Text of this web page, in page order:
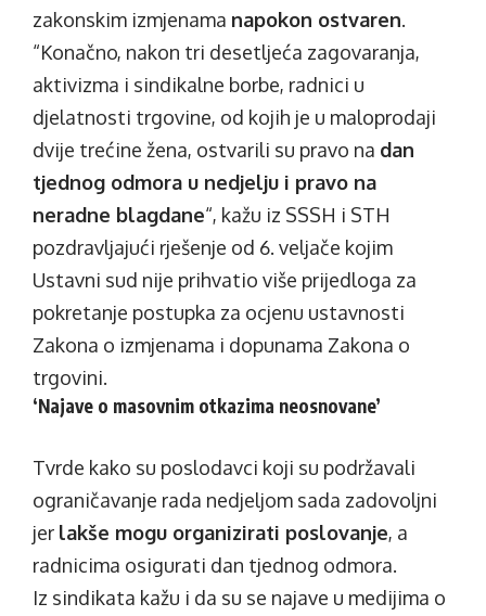
zakonskim izmjenama napokon ostvaren.
“Konačno, nakon tri desetljeća zagovaranja,
aktivizma i sindikalne borbe, radnici u
djelatnosti trgovine, od kojih je u maloprodaji
dvije trećine žena, ostvarili su pravo na dan
tjednog odmora u nedjelju i pravo na
neradne blagdane“, kažu iz SSSH i STH
pozdravljajući rješenje od 6. veljače kojim
Ustavni sud nije prihvatio više prijedloga za
pokretanje postupka za ocjenu ustavnosti
Zakona o izmjenama i dopunama Zakona o
trgovini.
‘Najave o masovnim otkazima neosnovane’
Tvrde kako su poslodavci koji su podržavali
ograničavanje rada nedjeljom sada zadovoljni
jer lakše mogu organizirati poslovanje, a
radnicima osigurati dan tjednog odmora.
Iz sindikata kažu i da su se najave u medijima o